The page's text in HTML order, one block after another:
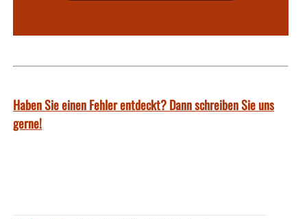
Haben Sie einen Fehler entdeckt? Dann schreiben Sie uns
gerne!